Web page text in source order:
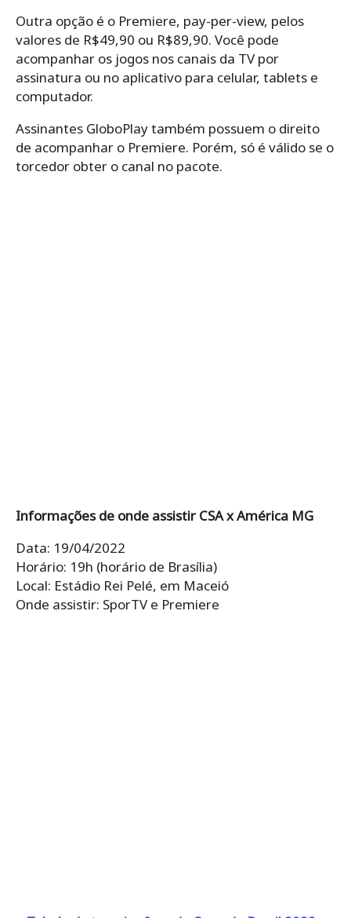
Outra opção é o Premiere, pay-per-view, pelos
valores de R$49,90 ou R$89,90. Você pode
acompanhar os jogos nos canais da TV por
assinatura ou no aplicativo para celular, tablets e
computador.
Assinantes GloboPlay também possuem o direito
de acompanhar o Premiere. Porém, só é válido se o
torcedor obter o canal no pacote.
Informações de onde assistir CSA x América MG
Data: 19/04/2022
Horário: 19h (horário de Brasília)
Local: Estádio Rei Pelé, em Maceió
Onde assistir: SporTV e Premiere